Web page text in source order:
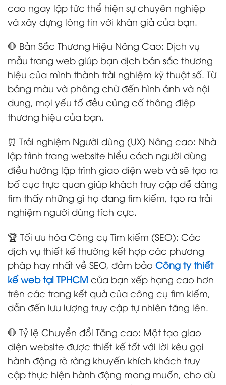
cao ngay lập tức thể hiện sự chuyên nghiệp
và xây dựng lòng tin với khán giả của bạn.
🛑 Bản Sắc Thương Hiệu Nâng Cao: Dịch vụ
mẫu trang web giúp bạn dịch bản sắc thương
hiệu của mình thành trải nghiệm kỹ thuật số. Từ
bảng màu và phông chữ đến hình ảnh và nội
dung, mọi yếu tố đều củng cố thông điệp
thương hiệu của bạn.
⏰ Trải nghiệm Người dùng (UX) Nâng cao: Nhà
lập trình trang website hiểu cách người dùng
điều hướng lập trình giao diện web và sẽ tạo ra
bố cục trực quan giúp khách truy cập dễ dàng
tìm thấy những gì họ đang tìm kiếm, tạo ra trải
nghiệm người dùng tích cực.
🏆 Tối ưu hóa Công cụ Tìm kiếm (SEO): Các
dịch vụ thiết kế thường kết hợp các phương
pháp hay nhất về SEO, đảm bảo Công ty thiết
kế web tại TPHCM của bạn xếp hạng cao hơn
trên các trang kết quả của công cụ tìm kiếm,
dẫn đến lưu lượng truy cập tự nhiên tăng lên.
🛑 Tỷ lệ Chuyển đổi Tăng cao: Một tạo giao
diện website được thiết kế tốt với lời kêu gọi
hành động rõ ràng khuyến khích khách truy
cập thực hiện hành động mong muốn, cho dù